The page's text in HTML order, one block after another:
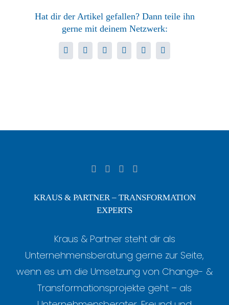
Hat dir der Artikel gefallen? Dann teile ihn
gerne mit deinem Netzwerk:
FacebookTwitterLinkedInWhatsApp
Xing
E-
Mail
KRAUS & PARTNER – TRANSFORMATION
EXPERTS
Kraus & Partner steht dir als
Unternehmensberatung gerne zur Seite,
wenn es um die Umsetzung von Change- &
Transformationsprojekte geht – als